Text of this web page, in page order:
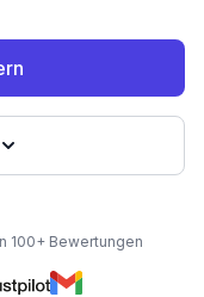
100+ Bewertungen